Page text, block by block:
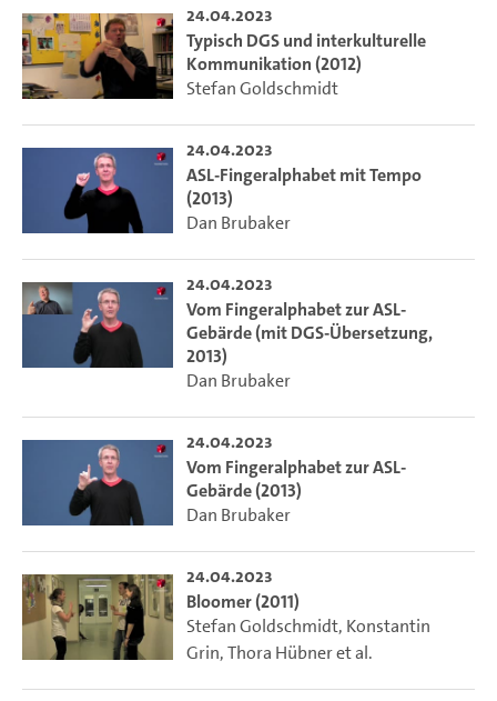
24.04.2023
Typisch DGS und interkulturelle
Kommunikation (2012)
Stefan Goldschmidt
24.04.2023
ASL-Fingeralphabet mit Tempo
(2013)
Dan Brubaker
24.04.2023
Vom Fingeralphabet zur ASL-
Gebärde (mit DGS-Übersetzung,
2013)
Dan Brubaker
24.04.2023
Vom Fingeralphabet zur ASL-
Gebärde (2013)
Dan Brubaker
24.04.2023
Bloomer (2011)
Stefan Goldschmidt, Konstantin
Grin,Thora Hübneret al.